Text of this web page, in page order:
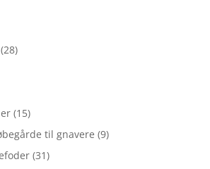
(28)
(15)
til gnavere (9)
(31)